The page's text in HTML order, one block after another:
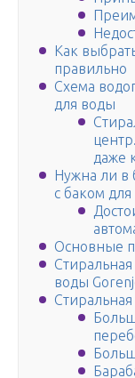
Как
правильно
Схема
для воды
даже
Нужна ли в
с баком
Основные
воды